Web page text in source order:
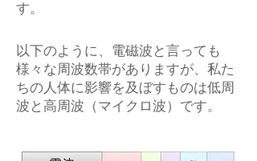
す。
以下のように、電磁波と言っても
様々な周波数帯がありますが、私た
ちの人体に影響を及ぼすものは低周
波と高周波（マイクロ波）です。